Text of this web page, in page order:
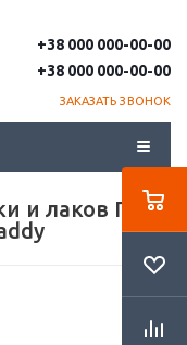
+38 000 000-00-00
+38 000 000-00-00
ЗАКАЗАТЬ ЗВОНОК
и лаков Глэм